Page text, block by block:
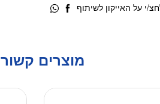
י על האייקון לשיתוף
מוצרים